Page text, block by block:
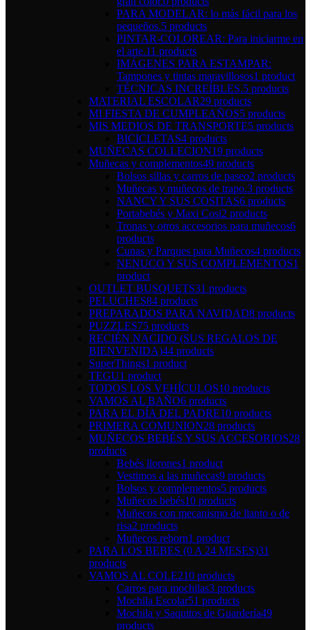
PARA MODELAR: lo más fácil para los
pequeños.5 products
PINTAR-COLOREAR: Para iniciarme en
el arte.11 products
IMÁGENES PARA ESTAMPAR:
Tampones y tintas maravillosos1 product
TÉCNICAS INCREÍBLES.5 products
MATERIAL ESCOLAR29 products
MI FIESTA DE CUMPLEAÑOS5 products
MIS MEDIOS DE TRANSPORTE5 products
BICICLETAS4 products
MUÑECAS COLLECION19 products
Muñecas y complementos49 products
Bolsos sillas y carros de paseo2 products
Muñecas y muñecos de trapo.3 products
NANCY Y SUS COSITAS6 products
Portabebés y Maxi Cosi2 products
Tronas y otros accesorios para muñecos6
products
Cunas y Parques para Muñecos4 products
NENUCO Y SUS COMPLEMENTOS1
product
OUTLET BUSQUETS31 products
PELUCHES84 products
PREPARADOS PARA NAVIDAD8 products
PUZZLES75 products
RECIÉN NACIDO (SUS REGALOS DE
BIENVENIDA)44 products
SuperThings1 product
TEGU1 product
TODOS LOS VEHÍCULOS10 products
VAMOS AL BAÑO6 products
PARA EL DÍA DEL PADRE10 products
PRIMERA COMUNION28 products
MUÑECOS BEBÉS Y SUS ACCESORIOS28
products
Bebés llorones1 product
Vestimos a las muñecas9 products
Bolsos y complementos5 products
Muñecos bebés10 products
Muñecos con mecanismo de llanto o de
risa2 products
Muñecos reborn1 product
PARA LOS BEBES (0 A 24 MESES)31
products
VAMOS AL COLE210 products
Carros para mochilas3 products
Mochila Escolar51 products
Mochila y Saquitos de Guardería49
products